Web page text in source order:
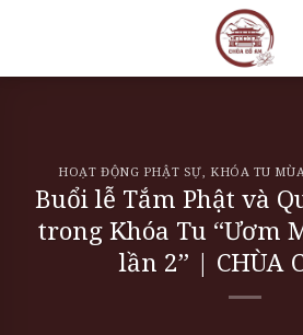
HOẠT ĐỘNG PHẬT SỰ KHÓA TU
Buổi lễ Tắm Phật và
trong Khóa Tu “Ươm
lần 2” | CHÙA